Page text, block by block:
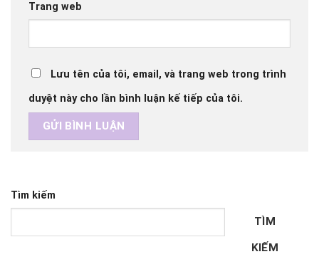
Tìm kiếm
TÌM
KIẾM
Trang web
Lưu tên của tôi, email, và trang web trong trình
duyệt này cho lần bình luận kế tiếp của tôi.